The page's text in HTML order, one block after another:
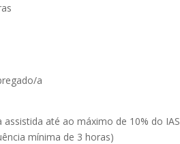
a
até ao máximo de 10% do IAS
mínima de 3 horas)